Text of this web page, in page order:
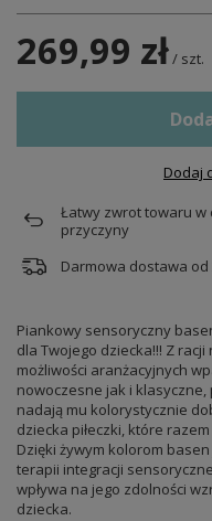
269,99 zł/ szt.
Dodaj
Łatwy zwrot towaru w
przyczyny
Darmowa dostawa od
Piankowy sensoryczny
dla Twojego dziecka!!! Z
możliwości aranżacyjnych
nowoczesne jak i
nadają mu kolorystycznie
dziecka piłeczki, które
Dzięki żywym kolorom
terapii integracji
wpływa na jego zdolności
dziecka.